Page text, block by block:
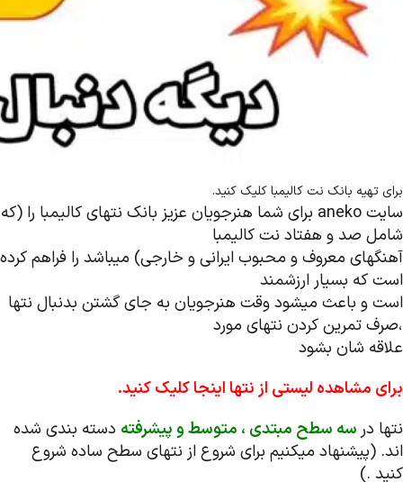
برای تهیه بانک نت کالیمبا کلیک کنید.
سایت aneko برای شما هنرجویان عزیز بانک نتهای کالیمبا را (که
شامل صد و هفتاد نت کالیمبا
آهنگهای معروف و محبوب ایرانی و خارجی) میباشد را فراهم کرده
است که بسیار ارزشمند
است و باعث میشود وقت هنرجویان به جای گشتن بدنبال نتها
،صرف تمرین کردن نتهای مورد
علاقه شان بشود
برای مشاهده لیستی از نتها اینجا کلیک کنید.
نتها در سه سطح مبتدی ، متوسط و پیشرفته دسته بندی شده
اند. (پیشنهاد میکنیم برای شروع از نتهای سطح ساده شروع
کنید .)